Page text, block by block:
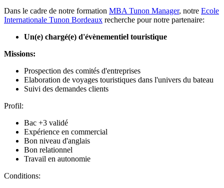
Dans le cadre de notre formation MBA Tunon Manager, notre Ecole
Internationale Tunon Bordeaux recherche pour notre partenaire:
Un(e) chargé(e) d'évènementiel touristique
Missions:
Prospection des comités d'entreprises
Elaboration de voyages touristiques dans l'univers du bateau
Suivi des demandes clients
Profil:
Bac +3 validé
Expérience en commercial
Bon niveau d'anglais
Bon relationnel
Travail en autonomie
Conditions: